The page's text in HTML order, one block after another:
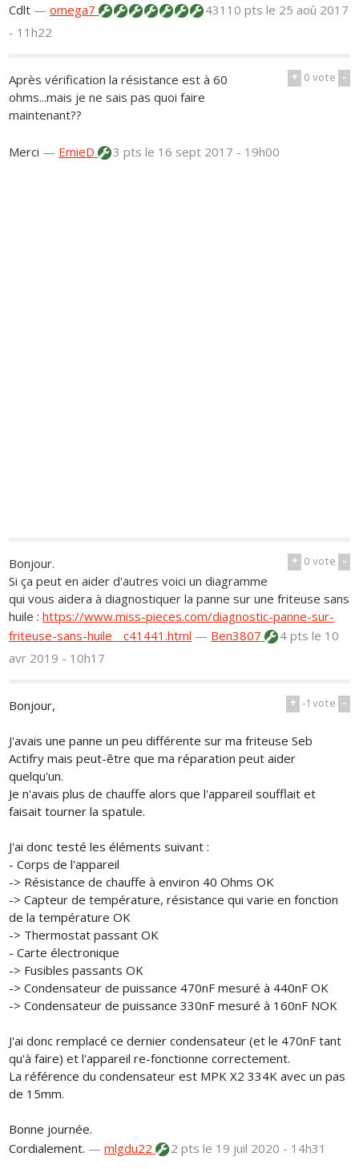
Cdlt —omega7 43110 ptsle 25 aoû 2017
- 11h22
+ 0vote -
Après vérification la résistance est à 60
ohms...mais je ne sais pas quoi faire
maintenant??
Merci — EmieD 3 ptsle 16 sept 2017 - 19h00
+ 0vote -
Bonjour.
Si ça peut en aider d'autres voici un diagramme
qui vous aidera à diagnostiquer la panne sur une friteuse sans
huile :https://www.miss-pieces.com/diagnostic-panne-sur-
friteuse-sans-huile__c41441.html — Ben3807 4 ptsle 10
avr 2019 - 10h17
+ -1vote -
Bonjour,
J'avais une panne un peu différente sur ma friteuse Seb
Actifry mais peut-être que ma réparation peut aider
quelqu'un.
Je n'avais plus de chauffe alors que l'appareil soufflait et
faisait tourner la spatule.
J'ai donc testé les éléments suivant :
- Corps de l'appareil
-> Résistance de chauffe à environ 40 Ohms OK
-> Capteur de température, résistance qui varie en fonction
de la température OK
-> Thermostat passant OK
- Carte électronique
-> Fusibles passants OK
-> Condensateur de puissance 470nF mesuré à 440nF OK
-> Condensateur de puissance 330nF mesuré à 160nF NOK
J'ai donc remplacé ce dernier condensateur (et le 470nF tant
qu'à faire) et l'appareil re-fonctionne correctement.
La référence du condensateur est MPK X2 334K avec un pas
de 15mm.
Bonne journée.
Cordialement. —mlgdu22 2 ptsle 19 juil 2020 - 14h31